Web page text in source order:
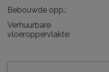
Bebouwde opp.:
Verhuurbare
vloeroppervlakte: